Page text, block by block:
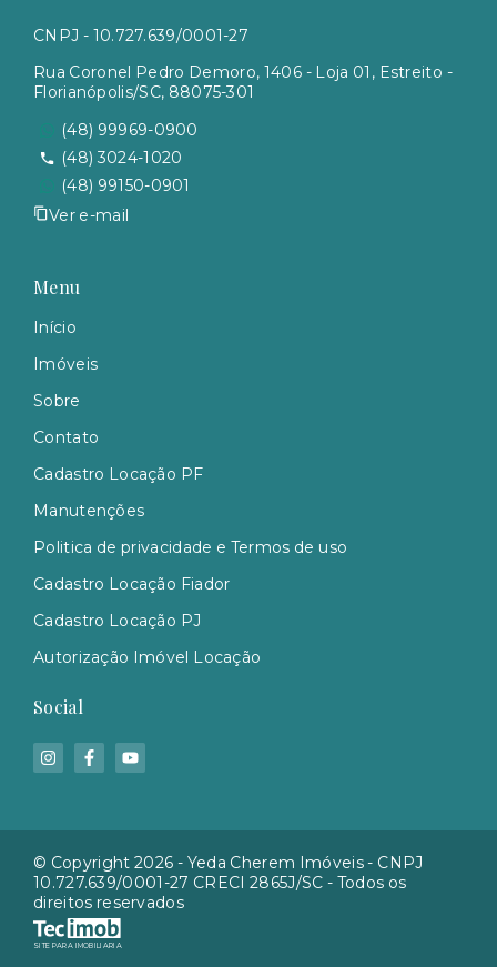
CNPJ - 10.727.639/0001-27
Rua Coronel Pedro Demoro, 1406 - Loja 01, Estreito -
Florianópolis/SC, 88075-301
(48) 99969-0900
(48) 3024-1020
(48) 99150-0901
Ver e-mail
Menu
Início
Imóveis
Sobre
Contato
Cadastro Locação PF
Manutenções
Politica de privacidade e Termos de uso
Cadastro Locação Fiador
Cadastro Locação PJ
Autorização Imóvel Locação
Social
© Copyright 2026 - Yeda Cherem Imóveis - CNPJ
10.727.639/0001-27 CRECI 2865J/SC - Todos os
direitos reservados
SITE PARA IMOBILIARIA